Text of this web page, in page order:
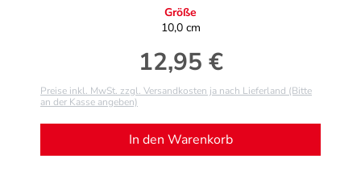
Größe
10,0 cm
Regulärer Preis:
12,95 €
Preise inkl. MwSt. zzgl. Versandkosten ja nach Lieferland (Bitte
an der Kasse angeben)
In den Warenkorb